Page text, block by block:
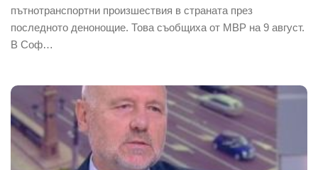
пътнотранспортни произшествия в страната през
последното денонощие. Това съобщиха от МВР на 9 август.
В Соф…